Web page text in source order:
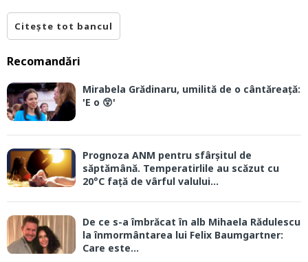
Citește tot bancul
Recomandări
Mirabela Grădinaru, umilită de o cântăreață:
'E o 😲'
Prognoza ANM pentru sfârșitul de
săptămână. Temperatirlile au scăzut cu
20°C față de vârful valului...
De ce s-a îmbrăcat în alb Mihaela Rădulescu
la înmormântarea lui Felix Baumgartner:
Care este...